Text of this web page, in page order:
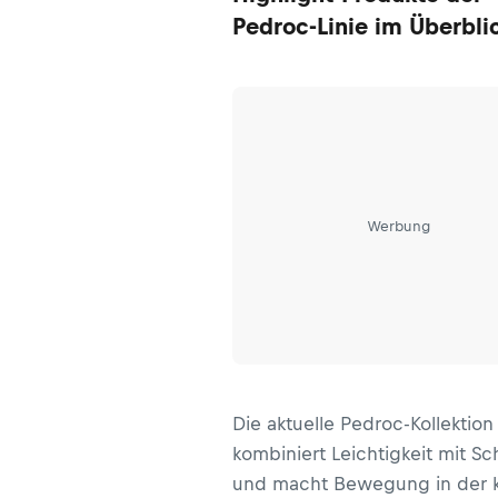
Pedroc-Linie im
Werbung
Die aktuelle Pedroc-Kollektion
kombiniert Leichtigkeit mit
und macht Bewegung in der